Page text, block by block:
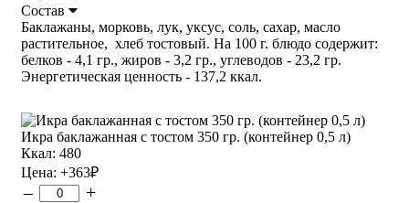
Состав
Баклажаны, морковь, лук, уксус, соль, сахар, масло
растительное, хлеб тостовый. На 100 г. блюдо содержит:
белков - 4,1 гр., жиров - 3,2 гр., углеводов - 23,2 гр.
Энергетическая ценность - 137,2 ккал.
Икра баклажанная с тостом 350 гр. (контейнер 0,5 л)
Ккал: 480
Цена: +363₽
– +